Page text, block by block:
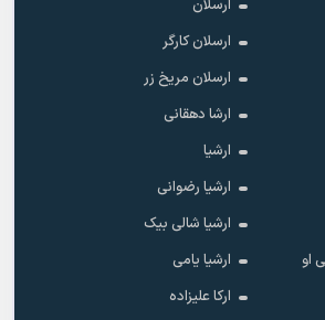
ارسلان
ارسلان کارگر
ارسلان مریخ زر
ارشا دهقانی
ارشیا
ارشیا رضوانی
ارشیا شالی بیک
او
ارشیا یامی
ارکا علیزاده